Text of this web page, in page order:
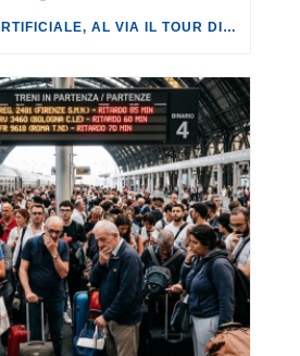
INTELLIGENZA ARTIFICIALE, AL VIA IL TOUR DI EVENTI DEL PROGETTO TU CHE NE SAI?